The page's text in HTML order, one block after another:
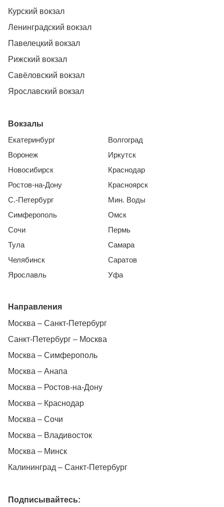
Курский вокзал
Ленинградский вокзал
Павелецкий вокзал
Рижский вокзал
Савёловский вокзал
Ярославский вокзал
Вокзалы
Екатеринбург
Воронеж
Новосибирск
Ростов-на-Дону
С.-Петербург
Симферополь
Сочи
Тула
Челябинск
Ярославль
Волгоград
Иркутск
Краснодар
Красноярск
Мин. Воды
Омск
Пермь
Самара
Саратов
Уфа
Направления
Москва – Санкт-Петербург
Санкт-Петербург – Москва
Москва – Симферополь
Москва – Анапа
Москва – Ростов-на-Дону
Москва – Краснодар
Москва – Сочи
Москва – Владивосток
Москва – Минск
Калининград – Санкт-Петербург
Подписывайтесь: